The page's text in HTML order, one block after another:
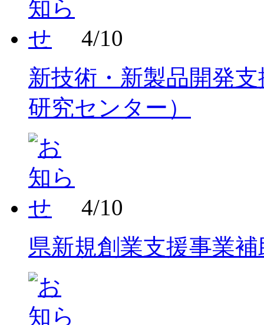
4/10
新技術・新製品開発
研究センター）
4/10
県新規創業支援事業